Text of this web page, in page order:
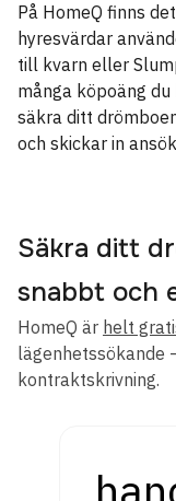
På HomeQ finns
hyresvärdar
till kvarn eller
många köpoäng
säkra ditt
och skickar in
Säkra ditt
snabbt och
HomeQ är helt
lägenhetssökande
kontraktskrivning.